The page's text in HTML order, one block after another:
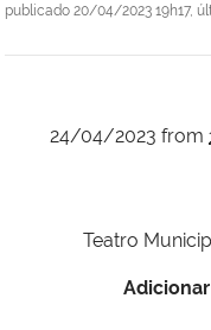
publicado 20/04/2023 19h17,
24/04/2023 from
Teatro